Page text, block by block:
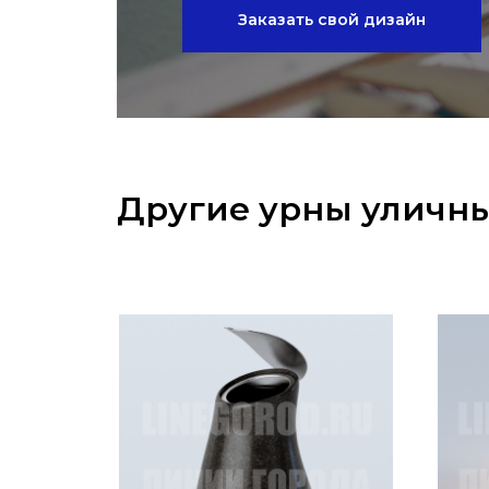
Заказать свой дизайн
Другие урны